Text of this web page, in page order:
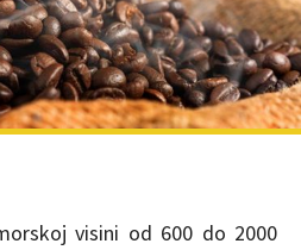
visini od 600 do 2000